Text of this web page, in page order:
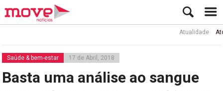
Atualidade Ator
Saúde & bem-estar 17 de Abril, 2018
Basta uma análise ao sangue